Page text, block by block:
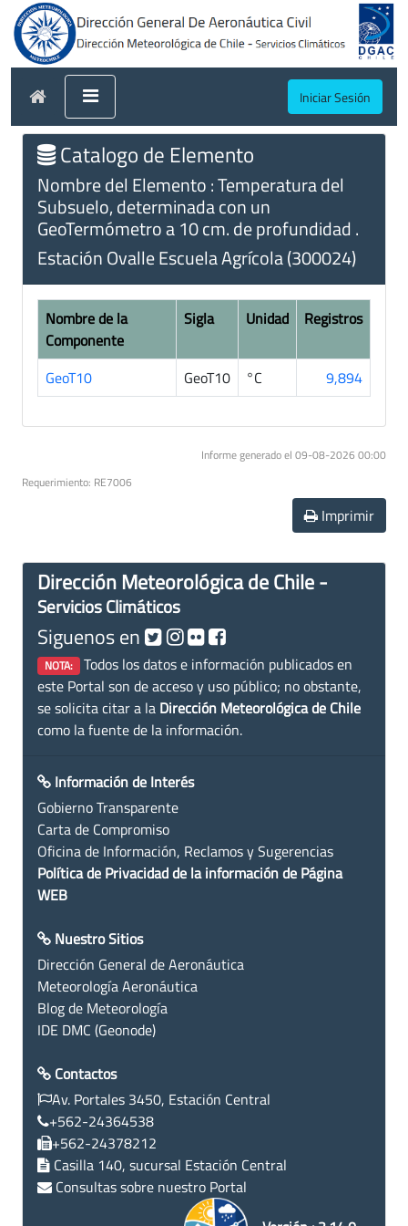
Iniciar Sesión
Catalogo de Elemento
Nombre del Elemento : Temperatura del
Subsuelo, determinada con un
GeoTermómetro a 10 cm. de profundidad .
Estación Ovalle Escuela Agrícola (300024)
Nombre de la
Componente
Sigla Unidad Registros
GeoT10 GeoT10 °C 9,894
Informe generado el 09-08-2026 00:00
Requerimiento: RE7006
Imprimir
Dirección Meteorológica de Chile -
Servicios Climáticos
Siguenos en
NOTA: Todos los datos e información publicados en
este Portal son de acceso y uso público; no obstante,
se solicita citar a la Dirección Meteorológica de Chile
como la fuente de la información.
Información de Interés
Gobierno Transparente
Carta de Compromiso
Oficina de Información, Reclamos y Sugerencias
Política de Privacidad de la información de Página
WEB
Nuestro Sitios
Dirección General de Aeronáutica
Meteorología Aeronáutica
Blog de Meteorología
IDE DMC (Geonode)
Contactos
Av. Portales 3450, Estación Central
+562-24364538
+562-24378212
Casilla 140, sucursal Estación Central
Consultas sobre nuestro Portal